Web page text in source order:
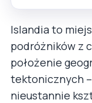
Islandia to
podróżników z
położenie
tektonicznych
nieustannie